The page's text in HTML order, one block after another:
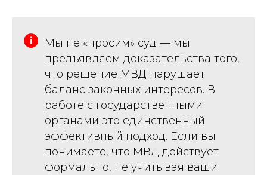
Мы не «просим» суд — мы
предъявляем доказательства того,
что решение МВД нарушает
баланс законных интересов. В
работе с государственными
органами это единственный
эффективный подход. Если вы
понимаете, что МВД действует
формально, не учитывая ваши